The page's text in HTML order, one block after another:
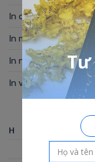
In card visit giá rẻ Gò
In menu Bình Thạnh
In name card gấp –
In voucher Spa –
H T